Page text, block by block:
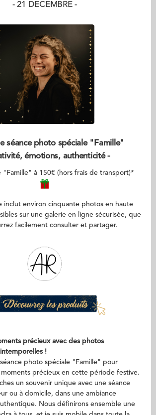
- 21 DECEMBRE -
séance photo spéciale "Famille"
émotions, authenticité -
"Famille" à 150€ (hors frais de transport)*
inclut environ cinquante photos en haute
sur une galerie en ligne sécurisée, que
facilement consulter et partager.
précieux avec des photos
!
photo spéciale "Famille" pour
moments précieux en cette période festive.
un souvenir unique avec une séance
ou à domicile, dans une ambiance
Nous définirons ensemble une